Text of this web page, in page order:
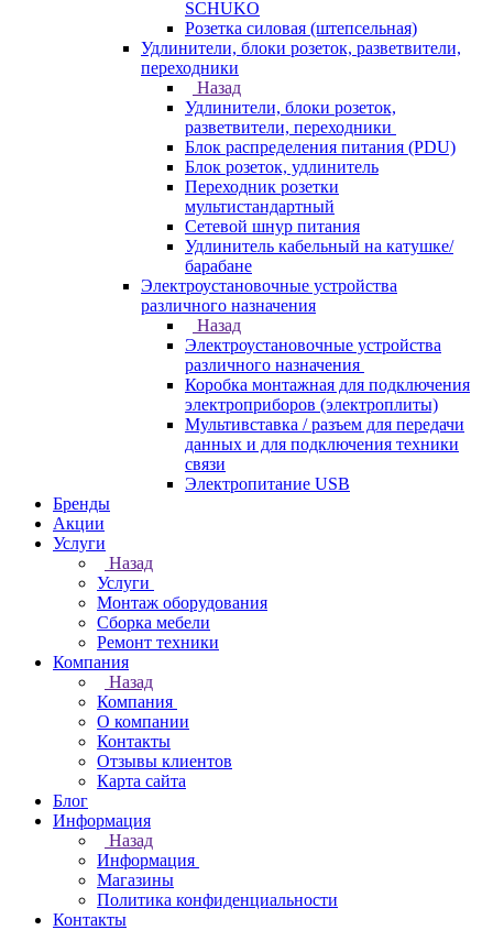
SCHUKO
Розетка силовая (штепсельная)
Удлинители, блоки розеток, разветвители,
переходники
Назад
Удлинители, блоки розеток,
разветвители, переходники
Блок распределения питания (PDU)
Блок розеток, удлинитель
Переходник розетки
мультистандартный
Сетевой шнур питания
Удлинитель кабельный на катушке/
барабане
Электроустановочные устройства
различного назначения
Назад
Электроустановочные устройства
различного назначения
Коробка монтажная для подключения
электроприборов (электроплиты)
Мультивставка / разъем для передачи
данных и для подключения техники
связи
Электропитание USB
Бренды
Акции
Услуги
Назад
Услуги
Монтаж оборудования
Сборка мебели
Ремонт техники
Компания
Назад
Компания
О компании
Контакты
Отзывы клиентов
Карта сайта
Блог
Информация
Назад
Информация
Магазины
Политика конфиденциальности
Контакты